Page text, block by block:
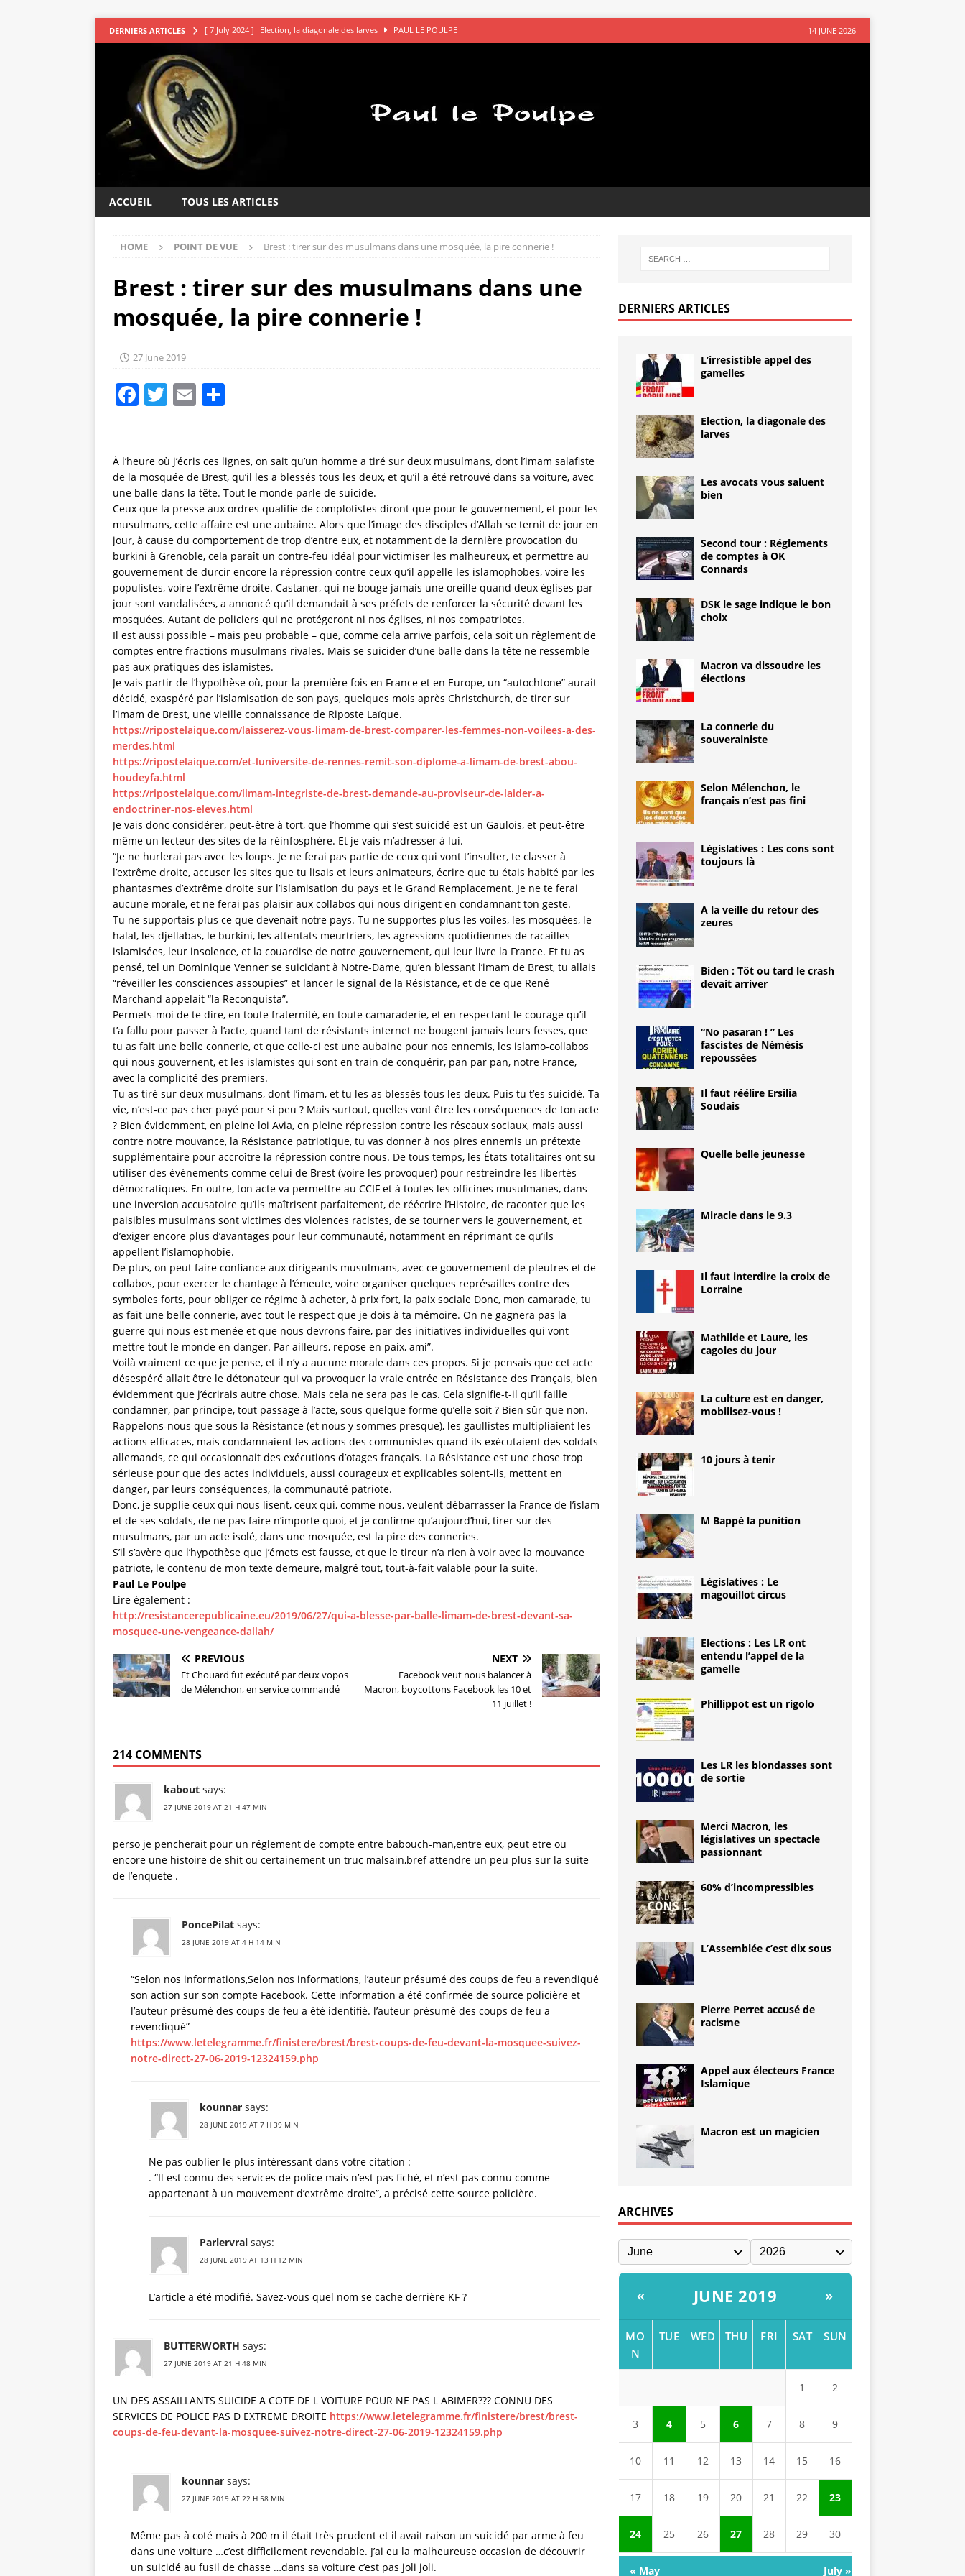
DERNIERS ARTICLES [ 7 July 2024 ] Election, la diagonale des larves PAUL LE POULPE
[ 5 July 2024 ]
[ 4 July 2024 ] DSK le sage indique le bon choix PAUL LE POULPE
[ 9 July 2024 ]
14 JUNE 2026
ACCUEIL TOUS LES ARTICLES
HOME POINT DE VUE Brest : tirer sur des musulmans dans une mosquée, la pire connerie !
Brest : tirer sur des musulmans dans une
mosquée, la pire connerie !
27 June 2019
F
e
b
o
o
k
T
te
r
E
l re
À l’heure où j’écris ces lignes, on sait qu’un homme a tiré sur deux musulmans, dont l’imam salafiste
de la mosquée de Brest, qu’il les a blessés tous les deux, et qu’il a été retrouvé dans sa voiture, avec
une balle dans la tête. Tout le monde parle de suicide.
Ceux que la presse aux ordres qualifie de complotistes diront que pour le gouvernement, et pour les
musulmans, cette affaire est une aubaine. Alors que l’image des disciples d’Allah se ternit de jour en
jour, à cause du comportement de trop d’entre eux, et notamment de la dernière provocation du
burkini à Grenoble, cela paraît un contre-feu idéal pour victimiser les malheureux, et permettre au
gouvernement de durcir encore la répression contre ceux qu’il appelle les islamophobes, voire les
populistes, voire l’extrême droite. Castaner, qui ne bouge jamais une oreille quand deux églises par
jour sont vandalisées, a annoncé qu’il demandait à ses préfets de renforcer la sécurité devant les
mosquées. Autant de policiers qui ne protégeront ni nos églises, ni nos compatriotes.
Il est aussi possible – mais peu probable – que, comme cela arrive parfois, cela soit un règlement de
comptes entre fractions musulmans rivales. Mais se suicider d’une balle dans la tête ne ressemble
pas aux pratiques des islamistes.
Je vais partir de l’hypothèse où, pour la première fois en France et en Europe, un “autochtone” aurait
décidé, exaspéré par l’islamisation de son pays, quelques mois après Christchurch, de tirer sur
l’imam de Brest, une vieille connaissance de Riposte Laïque.
https://ripostelaique.com/laisserez-vous-limam-de-brest-comparer-les-femmes-non-voilees-a-des-
merdes.html
https://ripostelaique.com/et-luniversite-de-rennes-remit-son-diplome-a-limam-de-brest-abou-
houdeyfa.html
https://ripostelaique.com/limam-integriste-de-brest-demande-au-proviseur-de-laider-a-
endoctriner-nos-eleves.html
Je vais donc considérer, peut-être à tort, que l’homme qui s’est suicidé est un Gaulois, et peut-être
même un lecteur des sites de la réinfosphère. Et je vais m’adresser à lui.
“Je ne hurlerai pas avec les loups. Je ne ferai pas partie de ceux qui vont t’insulter, te classer à
l’extrême droite, accuser les sites que tu lisais et leurs animateurs, écrire que tu étais habité par les
phantasmes d’extrême droite sur l’islamisation du pays et le Grand Remplacement. Je ne te ferai
aucune morale, et ne ferai pas plaisir aux collabos qui nous dirigent en condamnant ton geste.
Tu ne supportais plus ce que devenait notre pays. Tu ne supportes plus les voiles, les mosquées, le
halal, les djellabas, le burkini, les attentats meurtriers, les agressions quotidiennes de racailles
islamisées, leur insolence, et la couardise de notre gouvernement, qui leur livre la France. Et tu as
pensé, tel un Dominique Venner se suicidant à Notre-Dame, qu’en blessant l’imam de Brest, tu allais
“réveiller les consciences assoupies” et lancer le signal de la Résistance, et de ce que René
Marchand appelait “la Reconquista”.
Permets-moi de te dire, en toute fraternité, en toute camaraderie, et en respectant le courage qu’il
t’a fallu pour passer à l’acte, quand tant de résistants internet ne bougent jamais leurs fesses, que
tu as fait une belle connerie, et que celle-ci est une aubaine pour nos ennemis, les islamo-collabos
qui nous gouvernent, et les islamistes qui sont en train de conquérir, pan par pan, notre France,
avec la complicité des premiers.
Tu as tiré sur deux musulmans, dont l’imam, et tu les as blessés tous les deux. Puis tu t’es suicidé. Ta
vie, n’est-ce pas cher payé pour si peu ? Mais surtout, quelles vont être les conséquences de ton acte
? Bien évidemment, en pleine loi Avia, en pleine répression contre les réseaux sociaux, mais aussi
contre notre mouvance, la Résistance patriotique, tu vas donner à nos pires ennemis un prétexte
supplémentaire pour accroître la répression contre nous. De tous temps, les États totalitaires ont su
utiliser des événements comme celui de Brest (voire les provoquer) pour restreindre les libertés
démocratiques. En outre, ton acte va permettre au CCIF et à toutes les officines musulmanes, dans
une inversion accusatoire qu’ils maîtrisent parfaitement, de réécrire l’Histoire, de raconter que les
paisibles musulmans sont victimes des violences racistes, de se tourner vers le gouvernement, et
d’exiger encore plus d’avantages pour leur communauté, notamment en réprimant ce qu’ils
appellent l’islamophobie.
De plus, on peut faire confiance aux dirigeants musulmans, avec ce gouvernement de pleutres et de
collabos, pour exercer le chantage à l’émeute, voire organiser quelques représailles contre des
symboles forts, pour obliger ce régime à acheter, à prix fort, la paix sociale Donc, mon camarade, tu
as fait une belle connerie, avec tout le respect que je dois à ta mémoire. On ne gagnera pas la
guerre qui nous est menée et que nous devrons faire, par des initiatives individuelles qui vont
mettre tout le monde en danger. Par ailleurs, repose en paix, ami”.
Voilà vraiment ce que je pense, et il n’y a aucune morale dans ces propos. Si je pensais que cet acte
désespéré allait être le détonateur qui va provoquer la vraie entrée en Résistance des Français, bien
évidemment que j’écrirais autre chose. Mais cela ne sera pas le cas. Cela signifie-t-il qu’il faille
condamner, par principe, tout passage à l’acte, sous quelque forme qu’elle soit ? Bien sûr que non.
Rappelons-nous que sous la Résistance (et nous y sommes presque), les gaullistes multipliaient les
actions efficaces, mais condamnaient les actions des communistes quand ils exécutaient des soldats
allemands, ce qui occasionnait des exécutions d’otages français. La Résistance est une chose trop
sérieuse pour que des actes individuels, aussi courageux et explicables soient-ils, mettent en
danger, par leurs conséquences, la communauté patriote.
Donc, je supplie ceux qui nous lisent, ceux qui, comme nous, veulent débarrasser la France de l’islam
et de ses soldats, de ne pas faire n’importe quoi, et je confirme qu’aujourd’hui, tirer sur des
musulmans, par un acte isolé, dans une mosquée, est la pire des conneries.
S’il s’avère que l’hypothèse que j’émets est fausse, et que le tireur n’a rien à voir avec la mouvance
patriote, le contenu de mon texte demeure, malgré tout, tout-à-fait valable pour la suite.
Paul Le Poulpe
Lire également :
http://resistancerepublicaine.eu/2019/06/27/qui-a-blesse-par-balle-limam-de-brest-devant-sa-
mosquee-une-vengeance-dallah/
PREVIOUS
Et Chouard fut exécuté par deux vopos
de Mélenchon, en service commandé
NEXT
Facebook veut nous balancer à
Macron, boycottons Facebook les 10 et
11 juillet !
214 COMMENTS
kabout says:
27 JUNE 2019 AT 21 H 47 MIN
perso je pencherait pour un réglement de compte entre babouch-man,entre eux, peut etre ou
encore une histoire de shit ou certainement un truc malsain,bref attendre un peu plus sur la suite
de l’enquete .
PoncePilat says:
28 JUNE 2019 AT 4 H 14 MIN
“Selon nos informations,Selon nos informations, l’auteur présumé des coups de feu a revendiqué
son action sur son compte Facebook. Cette information a été confirmée de source policière et
l’auteur présumé des coups de feu a été identifié. l’auteur présumé des coups de feu a
revendiqué”
https://www.letelegramme.fr/finistere/brest/brest-coups-de-feu-devant-la-mosquee-suivez-
notre-direct-27-06-2019-12324159.php
kounnar says:
28 JUNE 2019 AT 7 H 39 MIN
Ne pas oublier le plus intéressant dans votre citation :
. “Il est connu des services de police mais n’est pas fiché, et n’est pas connu comme
appartenant à un mouvement d’extrême droite”, a précisé cette source policière.
Parlervrai says:
28 JUNE 2019 AT 13 H 12 MIN
L’article a été modifié. Savez-vous quel nom se cache derrière KF ?
BUTTERWORTH says:
27 JUNE 2019 AT 21 H 48 MIN
UN DES ASSAILLANTS SUICIDE A COTE DE L VOITURE POUR NE PAS L ABIMER??? CONNU DES
SERVICES DE POLICE PAS D EXTREME DROITE https://www.letelegramme.fr/finistere/brest/brest-
coups-de-feu-devant-la-mosquee-suivez-notre-direct-27-06-2019-12324159.php
kounnar says:
27 JUNE 2019 AT 22 H 58 MIN
Même pas à coté mais à 200 m il était très prudent et il avait raison un suicidé par arme à feu
dans une voiture …c’est difficilement revendable. J’ai eu la malheureuse occasion de découvrir
un suicidé au fusil de chasse …dans sa voiture c’est pas joli joli.
DERNIERS ARTICLES
L’irresistible appel des
gamelles
Election, la diagonale des
larves
Les avocats vous saluent
bien
Second tour : Réglements
de comptes à OK
Connards
DSK le sage indique le bon
choix
Macron va dissoudre les
élections
La connerie du
souverainiste
Selon Mélenchon, le
français n’est pas fini
Législatives : Les cons sont
toujours là
A la veille du retour des
zeures
Biden : Tôt ou tard le crash
devait arriver
“No pasaran ! ” Les
fascistes de Némésis
repoussées
Il faut réélire Ersilia
Soudais
Quelle belle jeunesse
Miracle dans le 9.3
Il faut interdire la croix de
Lorraine
Mathilde et Laure, les
cagoles du jour
La culture est en danger,
mobilisez-vous !
10 jours à tenir
M Bappé la punition
Législatives : Le
magouillot circus
Elections : Les LR ont
entendu l’appel de la
gamelle
Phillippot est un rigolo
Les LR les blondasses sont
de sortie
Merci Macron, les
législatives un spectacle
passionnant
60% d’incompressibles
L’Assemblée c’est dix sous
Pierre Perret accusé de
racisme
Appel aux électeurs France
Islamique
Macron est un magicien
ARCHIVES
« JUNE 2019 »
MO
N
TUE WED THU FRI SAT SUN
1 2
3 4 5 6 7 8 9
10 11 12 13 14 15 16
17 18 19 20 21 22 23
24 25 26 27 28 29 30
« May July »